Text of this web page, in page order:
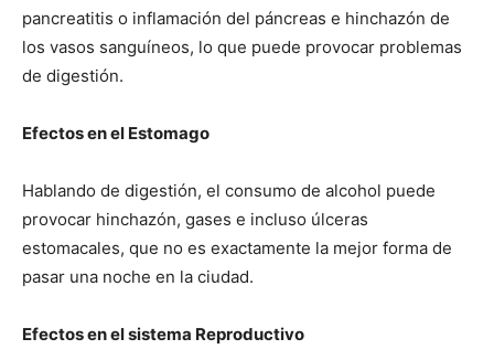
pancreatitis o inflamación del páncreas e hinchazón de
los vasos sanguíneos, lo que puede provocar problemas
de digestión.
Efectos en el Estomago
Hablando de digestión, el consumo de alcohol puede
provocar hinchazón, gases e incluso úlceras
estomacales, que no es exactamente la mejor forma de
pasar una noche en la ciudad.
Efectos en el sistema Reproductivo